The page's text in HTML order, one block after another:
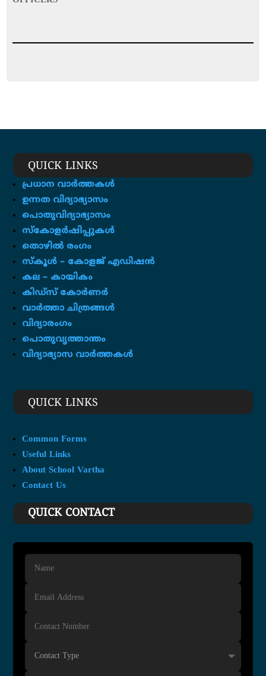
QUICK LINKS
പ്രധാന വാർത്തകൾ
ഉന്നത വിദ്യാഭ്യാസം
പൊതുവിദ്യാഭ്യാസം
സ്കോളർഷിപ്പുകൾ
തൊഴിൽ രംഗം
സ്‌കൂൾ – കോളജ് എഡിഷൻ
കല – കായികം
കിഡ്സ് കോർണർ
വാർത്താ ചിത്രങ്ങൾ
വിദ്യാരംഗം
പൊതുവൃത്താന്തം
വിദ്യാഭ്യാസ വാർത്തകൾ
QUICK LINKS
Common Forms
Useful Links
About School Vartha
Contact Us
QUICK CONTACT